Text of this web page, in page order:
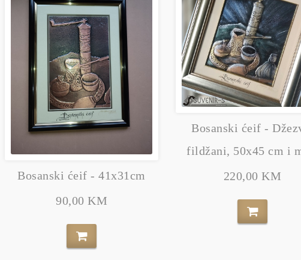
Bosanski ćeif - 41x31cm
90,00 KM
Bosanski ćeif -
fildžani, 50x45 cm i
220,00 KM